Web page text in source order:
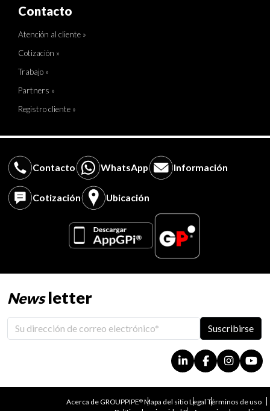
Contacto
Atención al cliente »
Cotización »
Trabajo »
Partners »
Registro cliente »
Contacto WhatsApp Información
Cotización Ubicación
Newsletter
Suscribirse
Acerca de GROUPPIPE® Mapa del sitioLegal Términos de uso